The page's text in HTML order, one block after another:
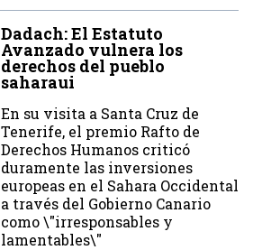
Dadach: El Estatuto
Avanzado vulnera los
derechos del pueblo
saharaui
En su visita a Santa Cruz de
Tenerife, el premio Rafto de
Derechos Humanos criticó
duramente las inversiones
europeas en el Sahara Occidental
a través del Gobierno Canario
como \"irresponsables y
lamentables\"